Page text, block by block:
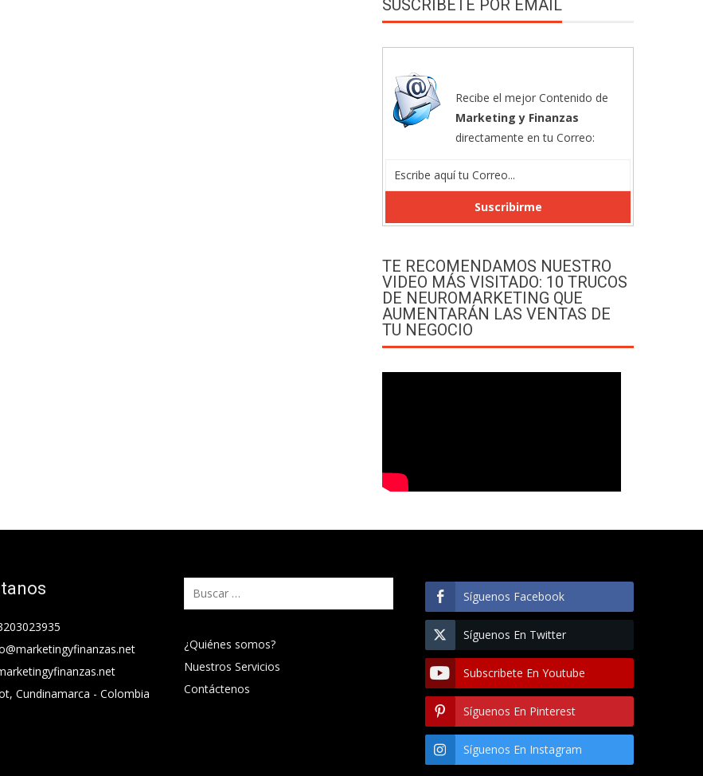
SUSCRÍBETE POR EMAIL
Recibe el mejor Contenido de
Marketing y Finanzas
directamente en tu Correo:
TE RECOMENDAMOS NUESTRO
VIDEO MÁS VISITADO: 10 TRUCOS
DE NEUROMARKETING QUE
AUMENTARÁN LAS VENTAS DE
TU NEGOCIO
Cundinamarca - Colombia
Buscar:
¿Quiénes somos?
Nuestros Servicios
Contáctenos
Síguenos Facebook
Síguenos En Twitter
Subscribete En Youtube
Síguenos En Pinterest
Síguenos En Instagram